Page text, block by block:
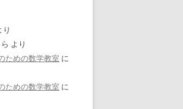
り
より
ための数学教室 に
ための数学教室 に